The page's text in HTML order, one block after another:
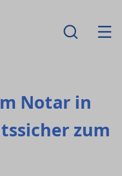
Notar in
zum